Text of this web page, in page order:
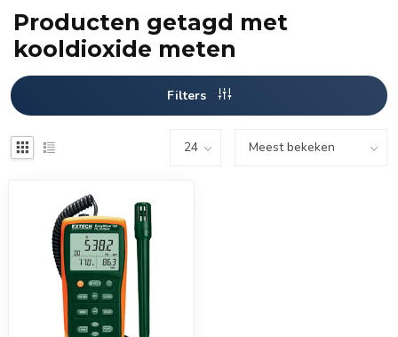
Producten getagd met
kooldioxide meten
Filters